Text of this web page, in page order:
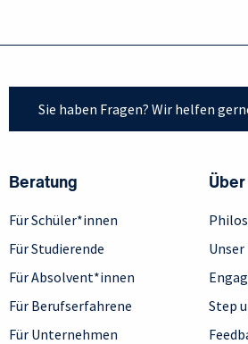
Sie haben Fragen? Wir helfen
Beratung
Für Schüler*innen
Für Studierende
Für Absolvent*innen
Für Berufserfahrene
Für Unternehmen
Über
Unser
Step